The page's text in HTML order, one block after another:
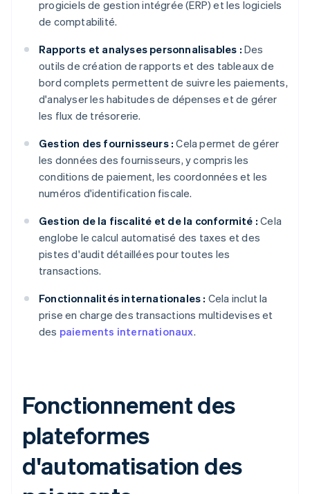
progiciels de gestion intégrée (ERP) et les logiciels
de comptabilité.
Rapports et analyses personnalisables : Des
outils de création de rapports et des tableaux de
bord complets permettent de suivre les paiements,
d'analyser les habitudes de dépenses et de gérer
les flux de trésorerie.
Gestion des fournisseurs : Cela permet de gérer
les données des fournisseurs, y compris les
conditions de paiement, les coordonnées et les
numéros d'identification fiscale.
Gestion de la fiscalité et de la conformité : Cela
englobe le calcul automatisé des taxes et des
pistes d'audit détaillées pour toutes les
transactions.
Fonctionnalités internationales : Cela inclut la
prise en charge des transactions multidevises et
des paiements internationaux.
Fonctionnement des
plateformes
d'automatisation des